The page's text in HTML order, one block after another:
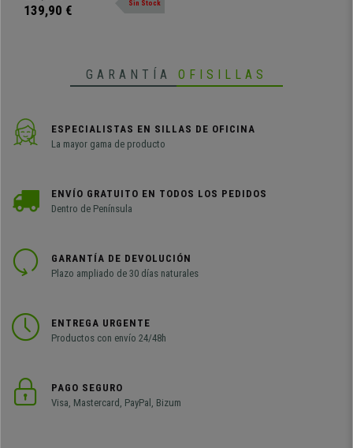
superficie de madera.
139,90 € Sin Stock
GARANTÍA OFISILLAS
ESPECIALISTAS EN SILLAS DE OFICINA
La mayor gama de producto
ENVÍO GRATUITO EN TODOS LOS PEDIDOS
Dentro de Península
GARANTÍA DE DEVOLUCIÓN
Plazo ampliado de 30 días naturales
ENTREGA URGENTE
Productos con envío 24/48h
PAGO SEGURO
Visa, Mastercard, PayPal, Bizum